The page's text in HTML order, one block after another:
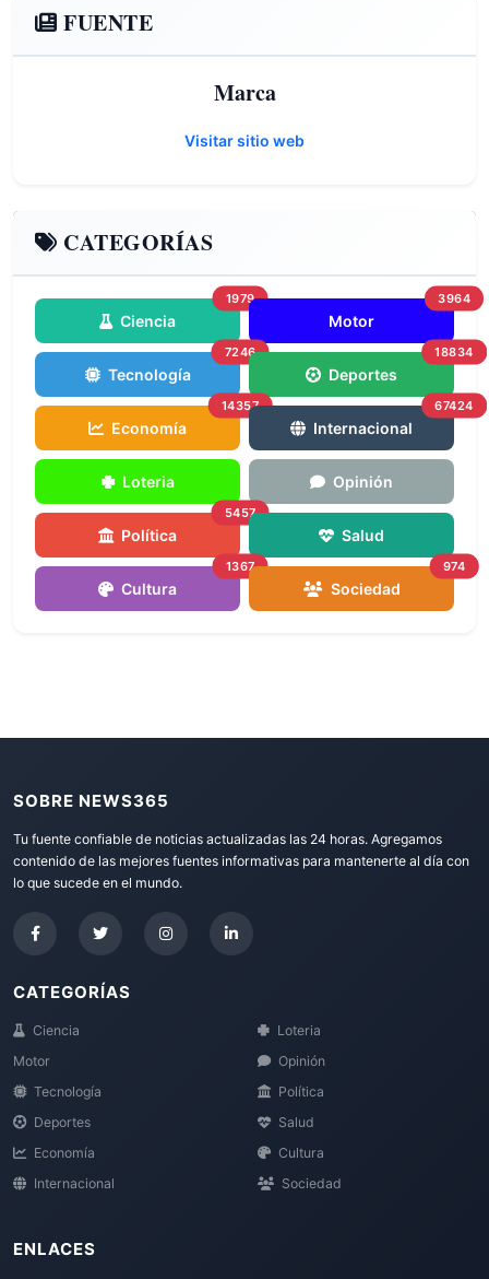
FUENTE
Marca
Visitar sitio web
CATEGORÍAS
Ciencia
1979
Motor
3964
Tecnología
7246
Deportes
18834
Economía
14357
Internacional
67424
Loteria Opinión
Política
5457
Salud
Cultura
1367
Sociedad
974
SOBRE NEWS365
Tu fuente confiable de noticias actualizadas las 24 horas. Agregamos
contenido de las mejores fuentes informativas para mantenerte al día con
lo que sucede en el mundo.
CATEGORÍAS
Ciencia
Motor
Tecnología
Deportes
Economía
Internacional
Loteria
Opinión
Política
Salud
Cultura
Sociedad
ENLACES